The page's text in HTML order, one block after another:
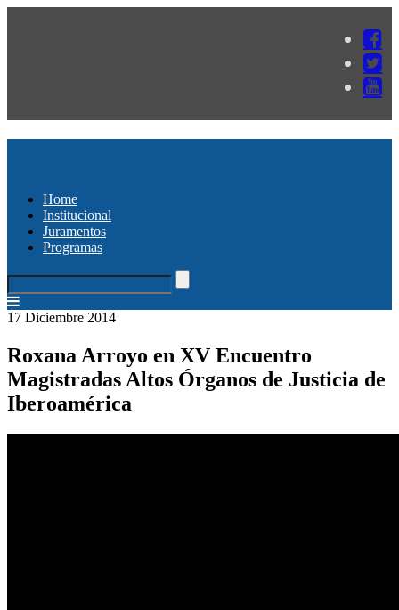
Home
Institucional
Juramentos
Programas
17 Diciembre 2014
Roxana Arroyo en XV Encuentro
Magistradas Altos Órganos de Justicia de
Iberoamérica